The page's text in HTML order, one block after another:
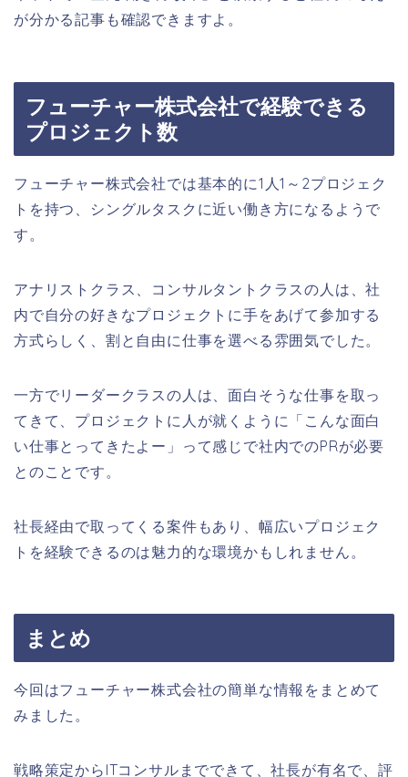
が分かる記事も確認できますよ。
フューチャー株式会社で経験できる
プロジェクト数
フューチャー株式会社では基本的に1人1～2プロジェク
トを持つ、シングルタスクに近い働き方になるようで
す。
アナリストクラス、コンサルタントクラスの人は、社
内で自分の好きなプロジェクトに手をあげて参加する
方式らしく、割と自由に仕事を選べる雰囲気でした。
一方でリーダークラスの人は、面白そうな仕事を取っ
てきて、プロジェクトに人が就くように「こんな面白
い仕事とってきたよー」って感じで社内でのPRが必要
とのことです。
社長経由で取ってくる案件もあり、幅広いプロジェク
トを経験できるのは魅力的な環境かもしれません。
まとめ
今回はフューチャー株式会社の簡単な情報をまとめて
みました。
戦略策定からITコンサルまでできて、社長が有名で、評